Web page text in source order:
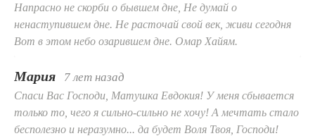
Напрасно не скорби о бывшем дне, Не думай о
ненаступившем дне. Не расточай свой век, живи сегодня
Вот в этом небо озарившем дне. Омар Хайям.
Мария 7 лет назад
Спаси Вас Господи, Матушка Евдокия! У меня сбывается
только то, чего я сильно-сильно не хочу! А мечтать стало
бесполезно и неразумно... да будет Воля Твоя, Господи!